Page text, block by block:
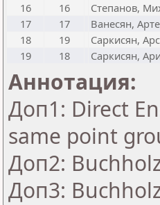
16
16 Степанов,
17
17 Ванесян,
18
19 Саркисян,
19
18 Саркисян,
Аннотация:
Доп1: Direct
same point
Доп2:
Доп3: